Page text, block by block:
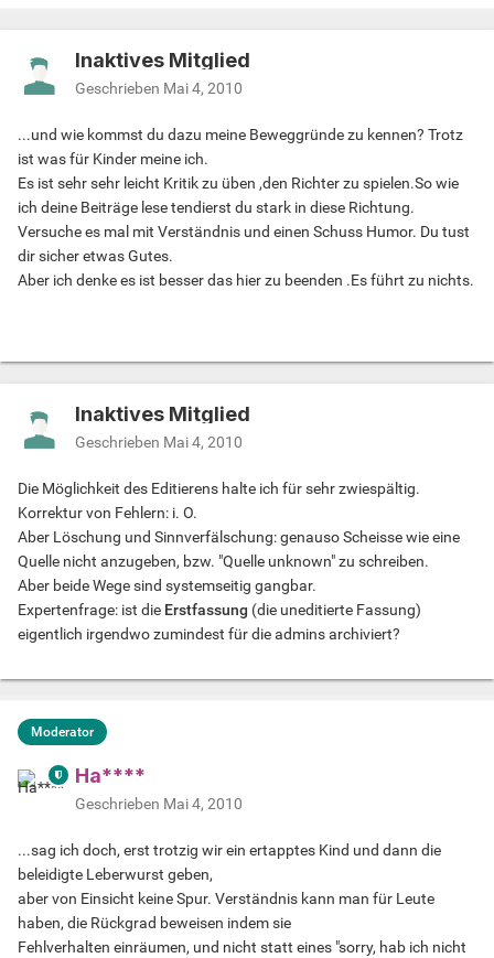
Uhrzeitangabe.
beliebteste Zeit.
6. Ein gut geschnürtes Paket in einem Slip wird immer noch
einer zufälligen Lage
...in einer Boxershorts bevorzugt.
7. Eine Abweichung der Entspannungslage führt zu
...anderer Menschen ziemlich nerven.
die Lendengegend zu tun
...sondern tritt auch gelegentlich ohne Pumpvorgang auf.
10. Der Besuch einer Sauna ist nicht immer entspannend
sondern kann bei einem Anblick
.....fleischlichen Reizes in einen Kampf David gegen Goliath
ausarten.
Anwendung von scharfen metallnen
.....Gegenständen zwischen den beiden Zehen) sind
beliebte Fantasien, um der Saunalage
.....wieder Herr zu werden.
sondern ein Parasit mit
.....eigener Willenskraft..Aber keine Sorge Jungs...im Alter
relativiert sich alles...smile
Inaktives Mitglied
Geschrieben Mai 4, 2010
...und wie kommst du dazu meine Beweggründe zu kennen? Trotz
ist was für Kinder meine ich.
Es ist sehr sehr leicht Kritik zu üben ,den Richter zu spielen.So wie
ich deine Beiträge lese tendierst du stark in diese Richtung.
Versuche es mal mit Verständnis und einen Schuss Humor. Du tust
dir sicher etwas Gutes.
Aber ich denke es ist besser das hier zu beenden .Es führt zu nichts.
Inaktives Mitglied
Geschrieben Mai 4, 2010
Die Möglichkeit des Editierens halte ich für sehr zwiespältig.
Korrektur von Fehlern: i. O.
Aber Löschung und Sinnverfälschung: genauso Scheisse wie eine
Quelle nicht anzugeben, bzw. "Quelle unknown" zu schreiben.
Aber beide Wege sind systemseitig gangbar.
Expertenfrage: ist die Erstfassung (die uneditierte Fassung)
eigentlich irgendwo zumindest für die admins archiviert?
Moderator
Ha****
Geschrieben Mai 4, 2010
...sag ich doch, erst trotzig wir ein ertapptes Kind und dann die
beleidigte Leberwurst geben,
aber von Einsicht keine Spur. Verständnis kann man für Leute
haben, die Rückgrad beweisen indem sie
Fehlverhalten einräumen, und nicht statt eines "sorry, hab ich nicht